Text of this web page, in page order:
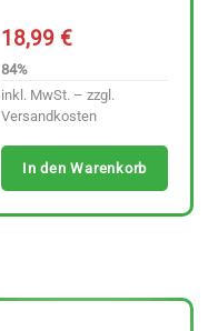
18,99€
84%
inkl. MwSt. – zzgl.
Versandkosten
In den Warenkorb